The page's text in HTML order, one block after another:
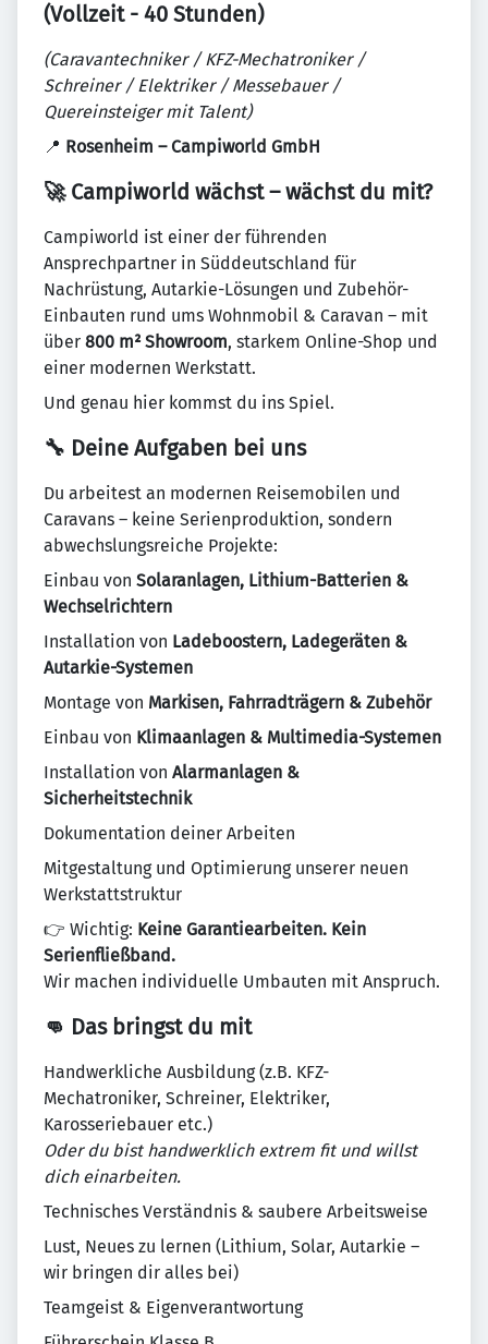
(Vollzeit - 40 Stunden)
(Caravantechniker / KFZ-Mechatroniker /
Schreiner / Elektriker / Messebauer /
Quereinsteiger mit Talent)
📍 Rosenheim – Campiworld GmbH
🚀 Campiworld wächst – wächst du mit?
Campiworld ist einer der führenden
Ansprechpartner in Süddeutschland für
Nachrüstung, Autarkie-Lösungen und Zubehör-
Einbauten rund ums Wohnmobil & Caravan – mit
über 800 m² Showroom, starkem Online-Shop und
einer modernen Werkstatt.
Und genau hier kommst du ins Spiel.
🔧 Deine Aufgaben bei uns
Du arbeitest an modernen Reisemobilen und
Caravans – keine Serienproduktion, sondern
abwechslungsreiche Projekte:
Einbau von Solaranlagen, Lithium-Batterien &
Wechselrichtern
Installation von Ladeboostern, Ladegeräten &
Autarkie-Systemen
Montage von Markisen, Fahrradträgern & Zubehör
Einbau von Klimaanlagen & Multimedia-Systemen
Installation von Alarmanlagen &
Sicherheitstechnik
Dokumentation deiner Arbeiten
Mitgestaltung und Optimierung unserer neuen
Werkstattstruktur
👉 Wichtig: Keine Garantiearbeiten. Kein
Serienfließband.
Wir machen individuelle Umbauten mit Anspruch.
👊 Das bringst du mit
Handwerkliche Ausbildung (z.B. KFZ-
Mechatroniker, Schreiner, Elektriker,
Karosseriebauer etc.)
Oder du bist handwerklich extrem fit und willst
dich einarbeiten.
Technisches Verständnis & saubere Arbeitsweise
Lust, Neues zu lernen (Lithium, Solar, Autarkie –
wir bringen dir alles bei)
Teamgeist & Eigenverantwortung